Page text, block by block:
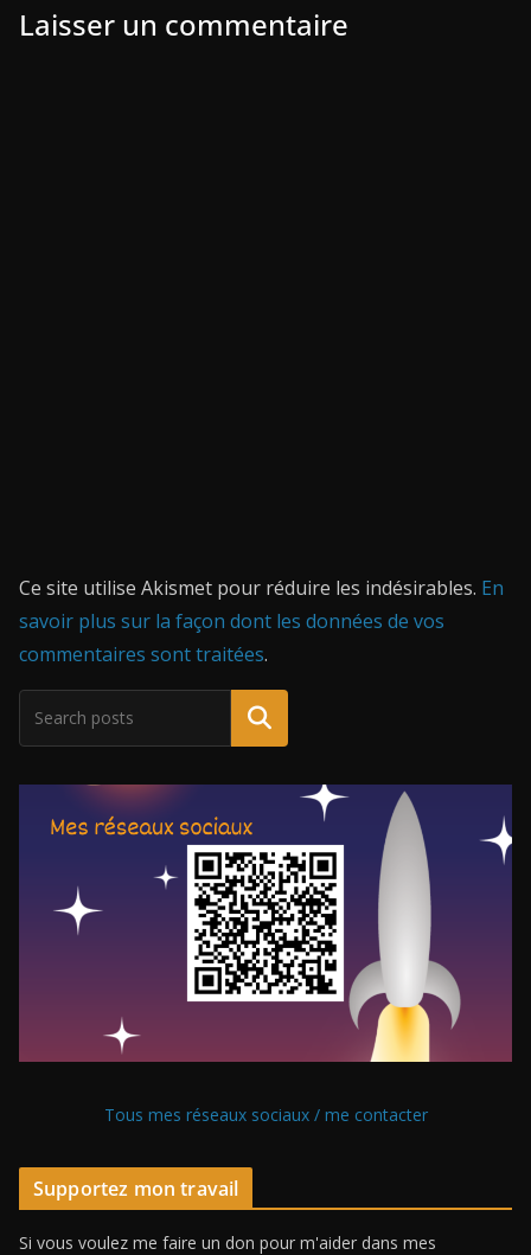
Laisser un commentaire
Ce site utilise Akismet pour réduire les indésirables. En
savoir plus sur la façon dont les données de vos
commentaires sont traitées.
Tous mes réseaux sociaux / me contacter
Supportez mon travail
Si vous voulez me faire un don pour m'aider dans mes